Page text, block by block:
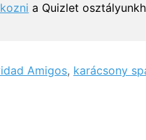
a Quizlet
Amigos, karácsony